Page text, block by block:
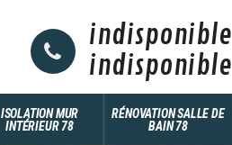
indisponible
indisponible
ISOLATION MUR
INTÉRIEUR 78
RÉNOVATION SALLE DE
BAIN 78